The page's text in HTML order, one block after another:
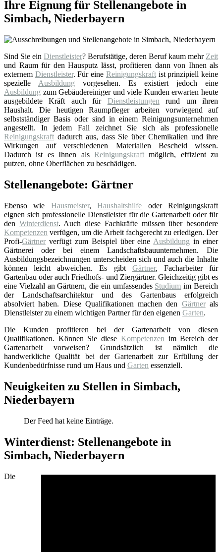
Ihre Eignung für Stellenangebote in
Simbach, Niederbayern
Sind Sie ein Dienstleister? Berufstätige, deren Beruf kaum mehr Zeit
und Raum für den Hausputz lässt, profitieren dann von Ihnen als
externem Dienstleister. Für eine Reinigungskraftist prinzipiell keine
spezielle Ausbildung vorgesehen. Es existiert jedoch eine
Ausbildung zum Gebäudereiniger und viele Kunden erwarten heute
ausgebildete Kräft auch für Dienstleistungen rund um ihren
Haushalt. Die heutigen Raumpfleger arbeiten vorwiegend auf
selbstständiger Basis oder sind in einem Reinigungsunternehmen
angestellt. In jedem Fall zeichnet Sie sich als professionelle
Reinigungskraft dadurch aus, dass Sie über Chemikalien und ihre
Wirkungen auf verschiedenen Materialien Bescheid wissen.
Dadurch ist es Ihnen als Reinigungskraftmöglich, effizient zu
putzen, ohne Oberflächen zu beschädigen.
Stellenangebote: Gärtner
Ebenso wie Hausmeister,Haushaltshilfe oder Reinigungskraft
eignen sich professionelle Dienstleister für die Gartenarbeit oder für
den Winterdienst. Auch diese Fachkräfte müssen über besondere
Kompetenzen verfügen, um die Arbeit fachgerecht zu erledigen. Der
Profi-Gärtner verfügt zum Beispiel über eine Ausbildung in einer
Gärtnerei oder bei einem Landschaftsbauunternehmen. Die
Ausbildungsbezeichnungen unterscheiden sich und auch die Inhalte
können leicht abweichen. Es gibt Gärtner, Facharbeiter für
Gartenbau oder auch Friedhofs- und Ziergärtner. Gleichzeitig gibt es
eine Vielzahl an Gärtnern, die ein umfassendes Studium im Bereich
der Landschaftsarchitektur und des Gartenbaus erfolgreich
absolviert haben. Diese Qualifikationen machen den Gärtnerals
Dienstleister zu einem wichtigen Partner für den eigenen Garten.
Die Kunden profitieren bei der Gartenarbeit von diesen
Qualifikationen. Können Sie diese Kompetenzen im Bereich der
Gartenarbeit vorweisen? Grundsätzlich ist nämlich die
handwerkliche Qualität bei der Gartenarbeit zur Erfüllung der
Kundenbedürfnisse rund um Haus und Garten essenziell.
Neuigkeiten zu Stellen in Simbach,
Niederbayern
Der Feed hat keine Einträge.
Winterdienst: Stellenangebote in
Simbach, Niederbayern
Die